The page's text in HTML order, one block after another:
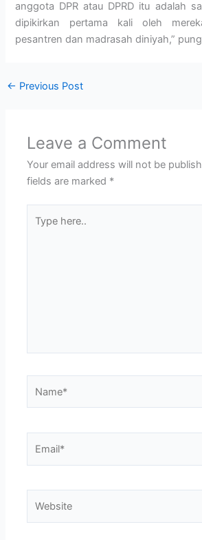
anggota DPR atau DPRD itu adalah
dipikirkan pertama kali oleh
pesantren dan madrasah diniyah,”
← Previous Post
Leave a Comment
Your email address will not be
fields are marked *
here..